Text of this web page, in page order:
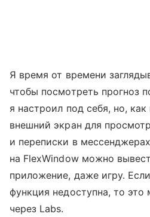
Я время от времени
чтобы посмотреть прогноз
я настроил под себя, но,
внешний экран для
и переписки в
на FlexWindow можно
приложение, даже игру.
функция недоступна, то это
через Labs.